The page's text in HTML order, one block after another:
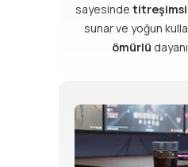
sayesinde
sunar ve yoğun
ömürlü